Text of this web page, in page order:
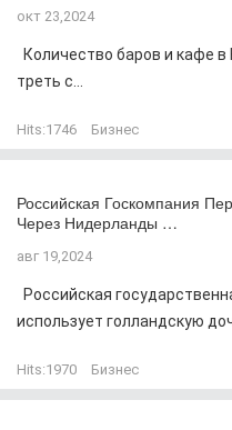
окт 23,2024
Количество баров и кафе
треть с...
Hits:1746 Бизнес
Российская Госкомпания
Через Нидерланды …
авг 19,2024
Российская
использует голландскую
Hits:1970 Бизнес